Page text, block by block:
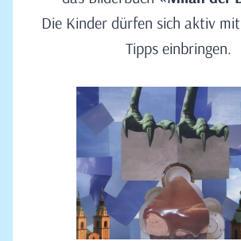
Die Kinder dürfen sich aktiv
Tipps einbringen.